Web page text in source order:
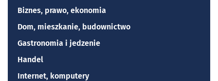
Biznes, prawo, ekonomia
Dom, mieszkanie, budownictwo
Gastronomia i jedzenie
Handel
Internet, komputery